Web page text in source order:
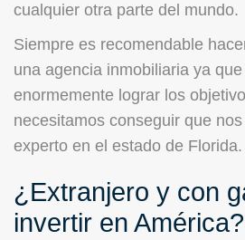
cualquier otra parte del mundo.
Siempre es recomendable
una agencia inmobiliaria ya
enormemente lograr los
necesitamos conseguir que
experto en el estado de Florida.
¿Extranjero y con
invertir en América?